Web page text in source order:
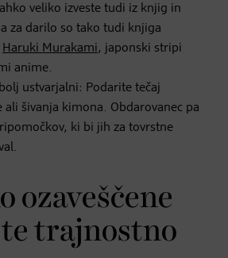
veliko izveste tudi iz knjig in
za darilo so tako tudi knjiga
Haruki Murakami, japonski stripi
anime.
ustvarjalni: Podarite tečaj
šivanja kimona. Obdarovanec pa
ki bi jih za tovrstne
ozaveščene
trajnostno